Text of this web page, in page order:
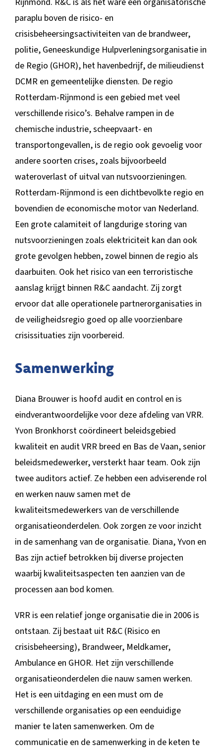
paraplu boven de risico- en
crisisbeheersingsactiviteiten van de brandweer,
politie, Geneeskundige Hulpverleningsorganisatie in
de Regio (GHOR), het havenbedrijf, de milieudienst
DCMR en gemeentelijke diensten. De regio
Rotterdam-Rijnmond is een gebied met veel
verschillende risico’s. Behalve rampen in de
chemische industrie, scheepvaart- en
transportongevallen, is de regio ook gevoelig voor
andere soorten crises, zoals bijvoorbeeld
wateroverlast of uitval van nutsvoorzieningen.
Rotterdam-Rijnmond is een dichtbevolkte regio en
bovendien de economische motor van Nederland.
Een grote calamiteit of langdurige storing van
nutsvoorzieningen zoals elektriciteit kan dan ook
grote gevolgen hebben, zowel binnen de regio als
daarbuiten. Ook het risico van een terroristische
aanslag krijgt binnen R&C aandacht. Zij zorgt
ervoor dat alle operationele partnerorganisaties in
de veiligheidsregio goed op alle voorzienbare
crisissituaties zijn voorbereid.
Samenwerking
Diana Brouwer is hoofd audit en control en is
eindverantwoordelijke voor deze afdeling van VRR.
Yvon Bronkhorst coördineert beleidsgebied
kwaliteit en audit VRR breed en Bas de Vaan, senior
beleidsmedewerker, versterkt haar team. Ook zijn
twee auditors actief. Ze hebben een adviserende rol
en werken nauw samen met de
kwaliteitsmedewerkers van de verschillende
organisatieonderdelen. Ook zorgen ze voor inzicht
in de samenhang van de organisatie. Diana, Yvon en
Bas zijn actief betrokken bij diverse projecten
waarbij kwaliteitsaspecten ten aanzien van de
processen aan bod komen.
VRR is een relatief jonge organisatie die in 2006 is
ontstaan. Zij bestaat uit R&C (Risico en
crisisbeheersing), Brandweer, Meldkamer,
Ambulance en GHOR. Het zijn verschillende
organisatieonderdelen die nauw samen werken.
Het is een uitdaging en een must om de
verschillende organisaties op een eenduidige
manier te laten samenwerken. Om de
communicatie en de samenwerking in de keten te